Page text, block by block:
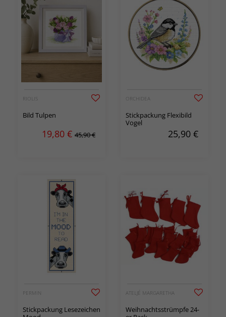
RIOLIS
Bild Tulpen
19,80 € 45,90 €
ORCHIDEA
Stickpackung Flexibild
Vogel
25,90 €
PERMIN
Stickpackung Lesezeichen
ATELJÉ MARGARETHA
Weihnachtsstrümpfe 24-